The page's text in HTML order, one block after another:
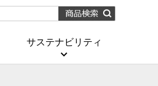
サステナビリティ